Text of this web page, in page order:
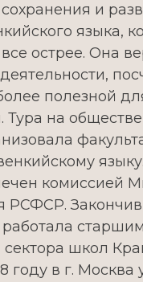
и
языка,
острее. Она
полезной
Тура на
комиссией
РСФСР. Закончив
работала
школ
году в г. Москва